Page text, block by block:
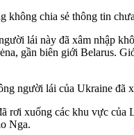
không chia sẻ thông tin
lái này đã xâm nhập
gần biên giới Belarus.
người lái của Ukraine
rơi xuống các khu vực của
Nga.